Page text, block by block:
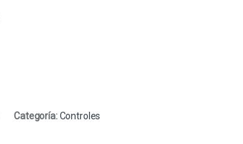
Categoría:Controles